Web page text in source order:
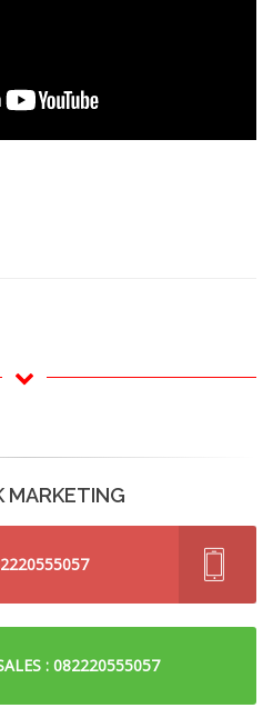
MARKETING
: 082220555057